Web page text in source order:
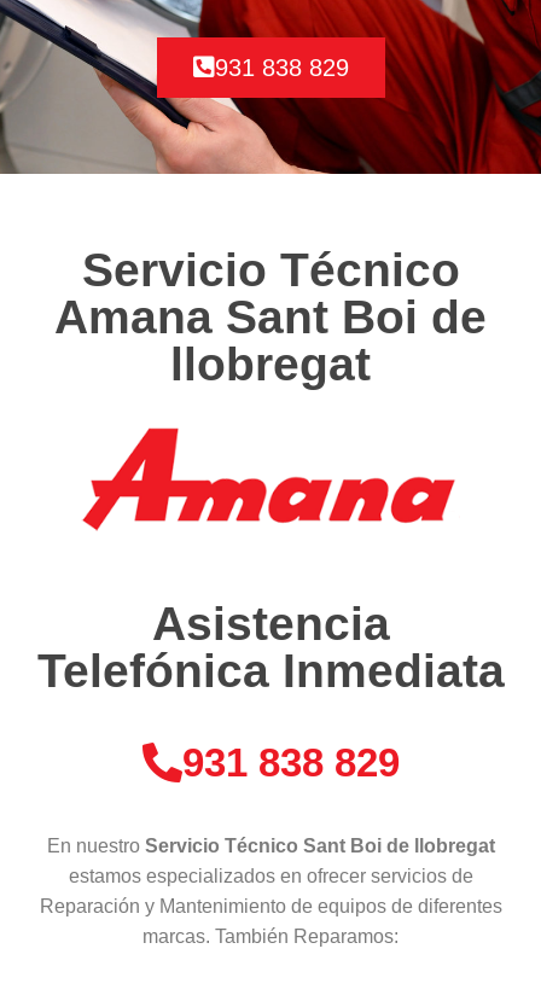
931 838 829
Servicio Técnico
Amana Sant Boi de
llobregat
Asistencia
Telefónica Inmediata
931 838 829
En nuestro Servicio Técnico Sant Boi de llobregat
estamos especializados en ofrecer servicios de
Reparación y Mantenimiento de equipos de diferentes
marcas. También Reparamos: